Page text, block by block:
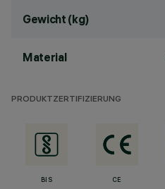
Gewicht (kg)
Material
PRODUKTZERTIFIZIERUNG
BIS CE